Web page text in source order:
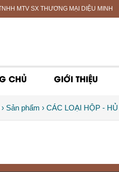
MTV SX THƯƠNG MẠI DIỆU MINH
CHỦ GIỚI THIỆU
› Sản phẩm › CÁC LOẠI HỘP - HỦ